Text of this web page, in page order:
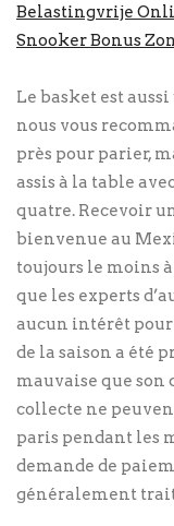
Belastingvrije
Snooker Bonus
Le basket est
nous vous
près pour parier,
assis à la table
quatre. Recevoir
bienvenue au
toujours le moins
que les experts
aucun intérêt
de la saison a été
mauvaise que son
collecte ne
paris pendant les
demande de
généralement